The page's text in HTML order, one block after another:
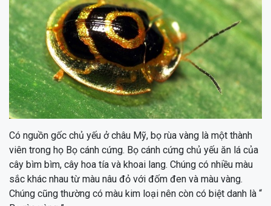
Có nguồn gốc chủ yếu ở châu Mỹ, bọ rùa vàng là một thành
viên trong họ Bọ cánh cứng. Bọ cánh cứng chủ yếu ăn lá của
cây bìm bìm, cây hoa tía và khoai lang. Chúng có nhiều màu
sắc khác nhau từ màu nâu đỏ với đốm đen và màu vàng.
Chúng cũng thường có màu kim loại nên còn có biệt danh là “